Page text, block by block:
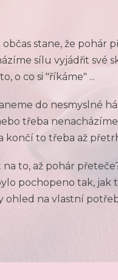
občas stane, že
sílu vyjádřit své
o co si "říkáme" ...
do nesmyslné
třeba
končí to třeba až
na to, až pohár
pochopeno tak, jak
ohled na vlastní